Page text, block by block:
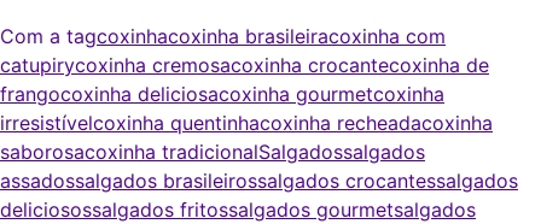
Com a tagcoxinhacoxinha brasileiracoxinha com
catupirycoxinha cremosacoxinha crocantecoxinha de
frangocoxinha deliciosacoxinha gourmetcoxinha
irresistívelcoxinha quentinhacoxinha recheadacoxinha
saborosacoxinha tradicionalSalgadossalgados
assadossalgados brasileirossalgados crocantessalgados
deliciosossalgados fritossalgados gourmetsalgados